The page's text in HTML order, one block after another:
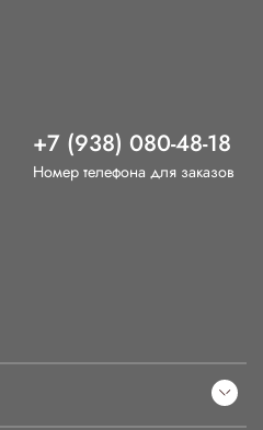
+7 (938) 080-48-18
Номер телефона для заказов